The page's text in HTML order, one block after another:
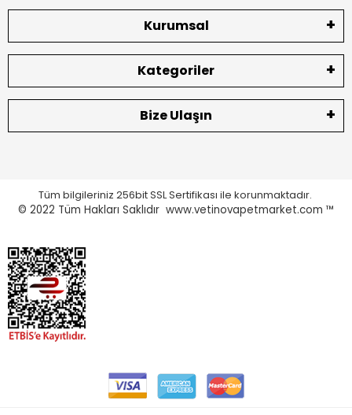
Kurumsal
Kategoriler
Bize Ulaşın
Tüm bilgileriniz 256bit SSL Sertifikası ile korunmaktadır.
© 2022 Tüm Hakları Saklıdır www.vetinovapetmarket.com ™